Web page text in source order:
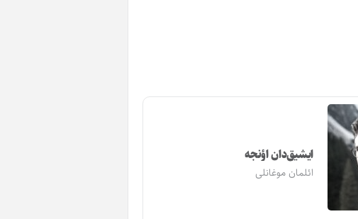
ایشیق‌دان اؤنجه
ائلمان موغانلی